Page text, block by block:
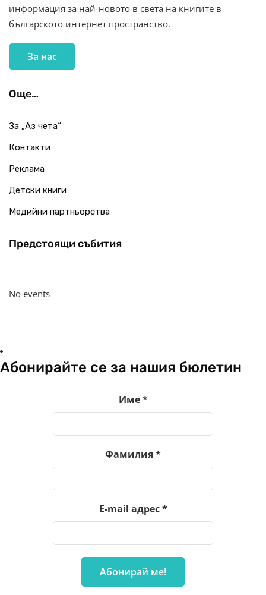
информация за най-новото в света на книгите в
българското интернет пространство.
За нас
Още…
За „Аз чета“
Контакти
Реклама
Детски книги
Медийни партньорства
Предстоящи събития
No events
Абонирайте се за нашия бюлетин
Име*
Фамилия*
E-mail адрес*